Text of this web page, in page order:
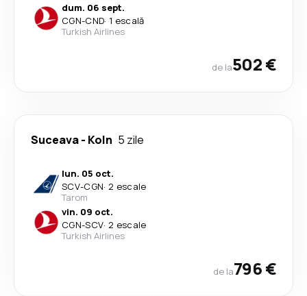
dum. 06 sept.
CGN-CND· 1 escală
Turkish Airlines
de la502 €
Suceava- Koln 5 zile
lun. 05 oct.
SCV-CGN· 2 escale
Tarom
vin. 09 oct.
CGN-SCV· 2 escale
Turkish Airlines
de la796 €